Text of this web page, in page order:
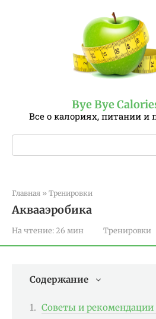
Bye Bye
Все о калориях, питании и
Поиск:
Главная » Тренировки
Аквааэробика
На чтение: 26 мин Тренировки
Содержание
Советы и